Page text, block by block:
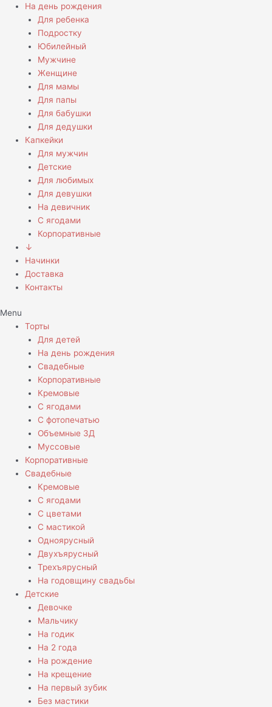
На день рождения
Для ребенка
Подростку
Юбилейный
Мужчине
Женщине
Для мамы
Для папы
Для бабушки
Для дедушки
Капкейки
Для мужчин
Детские
Для любимых
Для девушки
На девичник
С ягодами
Корпоративные
↓
Начинки
Доставка
Контакты
Menu
Торты
Для детей
На день рождения
Свадебные
Корпоративные
Кремовые
С ягодами
С фотопечатью
Объемные 3Д
Муссовые
Корпоративные
Свадебные
Кремовые
С ягодами
С цветами
С мастикой
Одноярусный
Двухъярусный
Трехъярусный
На годовщину свадьбы
Детские
Девочке
Мальчику
На годик
На 2 года
На рождение
На крещение
На первый зубик
Без мастики